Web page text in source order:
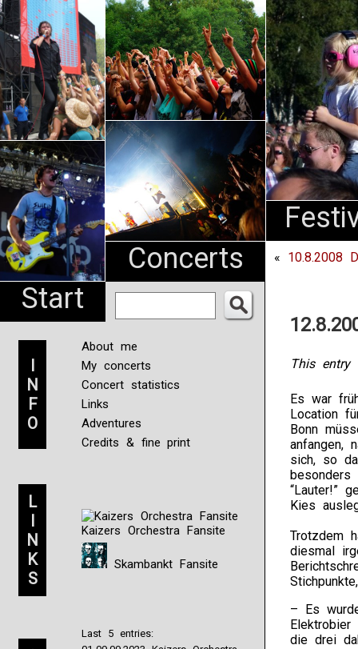
Start
Concerts
An
Pharma
NL
I
N
F
O
About me
My concerts
Concert statistics
Links
Adventures
Credits & fine print
L
I
N
K
S
Kaizers Orchestra Fansite
Skambankt Fansite
Last 5 entries:
« 10.8.2008
This entry
Es war
Location
Bonn
anfangen,
sich, so
“Lauter!”
Kies
Trotzdem
diesmal
– Es
die drei